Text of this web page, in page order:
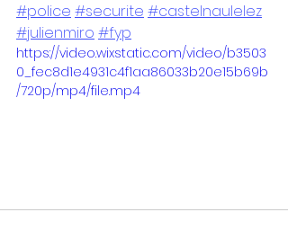
#police #securite #castelnaulelez
#julienmiro #fyp
https://video.wixstatic.com/video/b3503
0_fec8d1e4931c4f1aa86033b20e15b69b
/720p/mp4/file.mp4